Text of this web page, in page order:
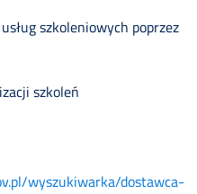
usług szkoleniowych poprzez
szkoleń
wyszukiwarka/dostawca-